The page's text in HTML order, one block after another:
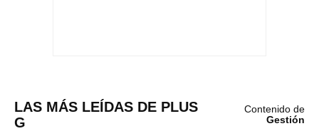
LAS MÁS LEÍDAS DE PLUS
G
Contenido de
Gestión